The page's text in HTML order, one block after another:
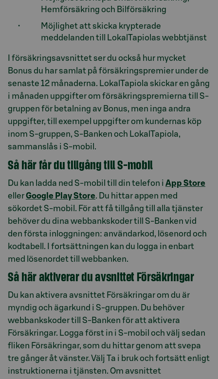
Hemförsäkring och Bilförsäkring
Möjlighet att skicka krypterade
meddelanden till LokalTapiolas webbtjänst
I försäkringsavsnittet ser du också hur mycket
Bonus du har samlat på försäkringspremier under de
senaste 12 månaderna. LokalTapiola skickar en gång
i månaden uppgifter om försäkringspremierna till S-
gruppen för betalning av Bonus, men inga andra
uppgifter, till exempel uppgifter om kundernas köp
inom S-gruppen, S-Banken och LokalTapiola,
sammanslås i S-mobil.
Så här får du tillgång till S-mobil
Du kan ladda ned S-mobil till din telefon i App Store
ellerGoogle Play Store. Du hittar appen med
sökordet S-mobil. För att få tillgång till alla tjänster
behöver du dina webbankskoder till S-Banken vid
den första inloggningen: användarkod, lösenord och
kodtabell. I fortsättningen kan du logga in enbart
med lösenordet till webbanken.
Så här aktiverar du avsnittet Försäkringar
Du kan aktivera avsnittet Försäkringar om du är
myndig och ägarkund i S-gruppen. Du behöver
webbankskoder till S-Banken för att aktivera
Försäkringar. Logga först in i S-mobil och välj sedan
fliken Försäkringar, som du hittar genom att svepa
tre gånger åt vänster. Välj Ta i bruk och fortsätt enligt
instruktionerna i tjänsten. Om avsnittet